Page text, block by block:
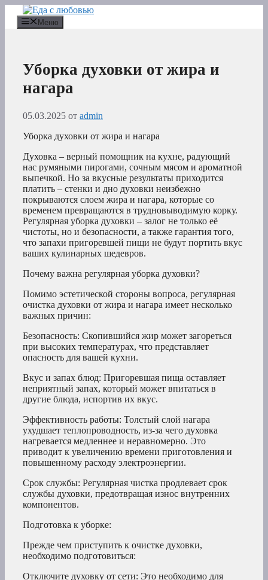
Перейти
содержимому
Меню
Уборка духовки от жира и
нагара
05.03.2025 от admin
Уборка духовки от жира и нагара
Духовка – верный помощник на кухне, радующий
нас румяными пирогами, сочным мясом и ароматной
выпечкой. Но за вкусные результаты приходится
платить – стенки и дно духовки неизбежно
покрываются слоем жира и нагара, которые со
временем превращаются в трудновыводимую корку.
Регулярная уборка духовки – залог не только её
чистоты, но и безопасности, а также гарантия того,
что запахи пригоревшей пищи не будут портить вкус
ваших кулинарных шедевров.
Почему важна регулярная уборка духовки?
Помимо эстетической стороны вопроса, регулярная
очистка духовки от жира и нагара имеет несколько
важных причин:
Безопасность: Скопившийся жир может загореться
при высоких температурах, что представляет
опасность для вашей кухни.
Вкус и запах блюд: Пригоревшая пища оставляет
неприятный запах, который может впитаться в
другие блюда, испортив их вкус.
Эффективность работы: Толстый слой нагара
ухудшает теплопроводность, из-за чего духовка
нагревается медленнее и неравномерно. Это
приводит к увеличению времени приготовления и
повышенному расходу электроэнергии.
Срок службы: Регулярная чистка продлевает срок
службы духовки, предотвращая износ внутренних
компонентов.
Подготовка к уборке:
Прежде чем приступить к очистке духовки,
необходимо подготовиться:
Отключите духовку от сети: Это необходимо для